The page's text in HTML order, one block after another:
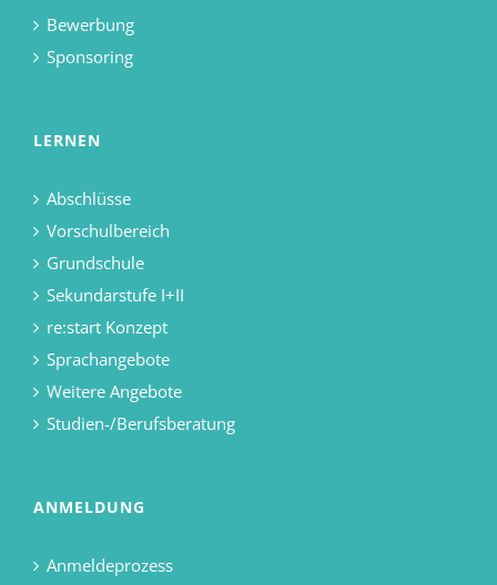
Bewerbung
Sponsoring
LERNEN
Abschlüsse
Vorschulbereich
Grundschule
Sekundarstufe I+II
re:start Konzept
Sprachangebote
Weitere Angebote
Studien-/Berufsberatung
ANMELDUNG
Anmeldeprozess